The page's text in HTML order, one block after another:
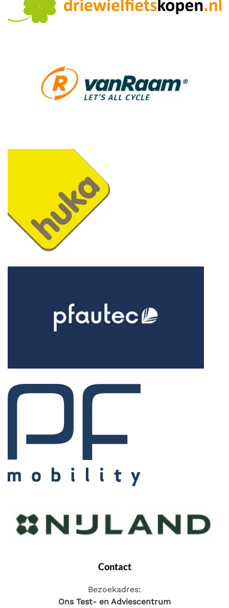
Contact
Bezoekadres:
Ons Test- en Adviescentrum